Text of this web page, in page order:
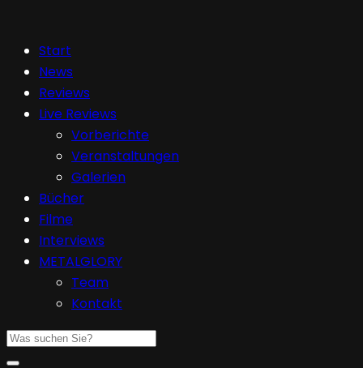
Start
News
Reviews
Live Reviews
Vorberichte
Veranstaltungen
Galerien
Bücher
Filme
Interviews
METALGLORY
Team
Kontakt